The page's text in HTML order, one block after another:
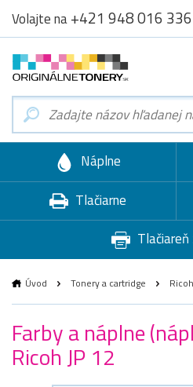
Volajte na+421 948 016 336
Náplne
Tlačiarne
Úvod Tonery a cartridge Ricoh
Farby a náplne
Ricoh JP 12